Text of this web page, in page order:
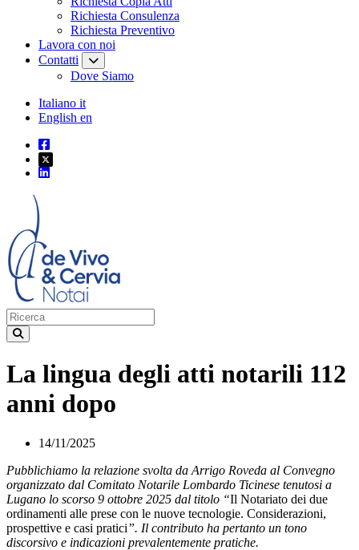
Richiesta Consulenza
Richiesta Preventivo
Lavora con noi
Contatti
Dove Siamo
Italiano it
English en
La lingua degli atti notarili 112
anni dopo
14/11/2025
Pubblichiamo la relazione svolta da Arrigo Roveda al Convegno
organizzato dal Comitato Notarile Lombardo Ticinese tenutosi a
Lugano lo scorso 9 ottobre 2025 dal titolo “Il Notariato dei due
ordinamenti alle prese con le nuove tecnologie. Considerazioni,
prospettive e casi pratici”. Il contributo ha pertanto un tono
discorsivo e indicazioni prevalentemente pratiche.